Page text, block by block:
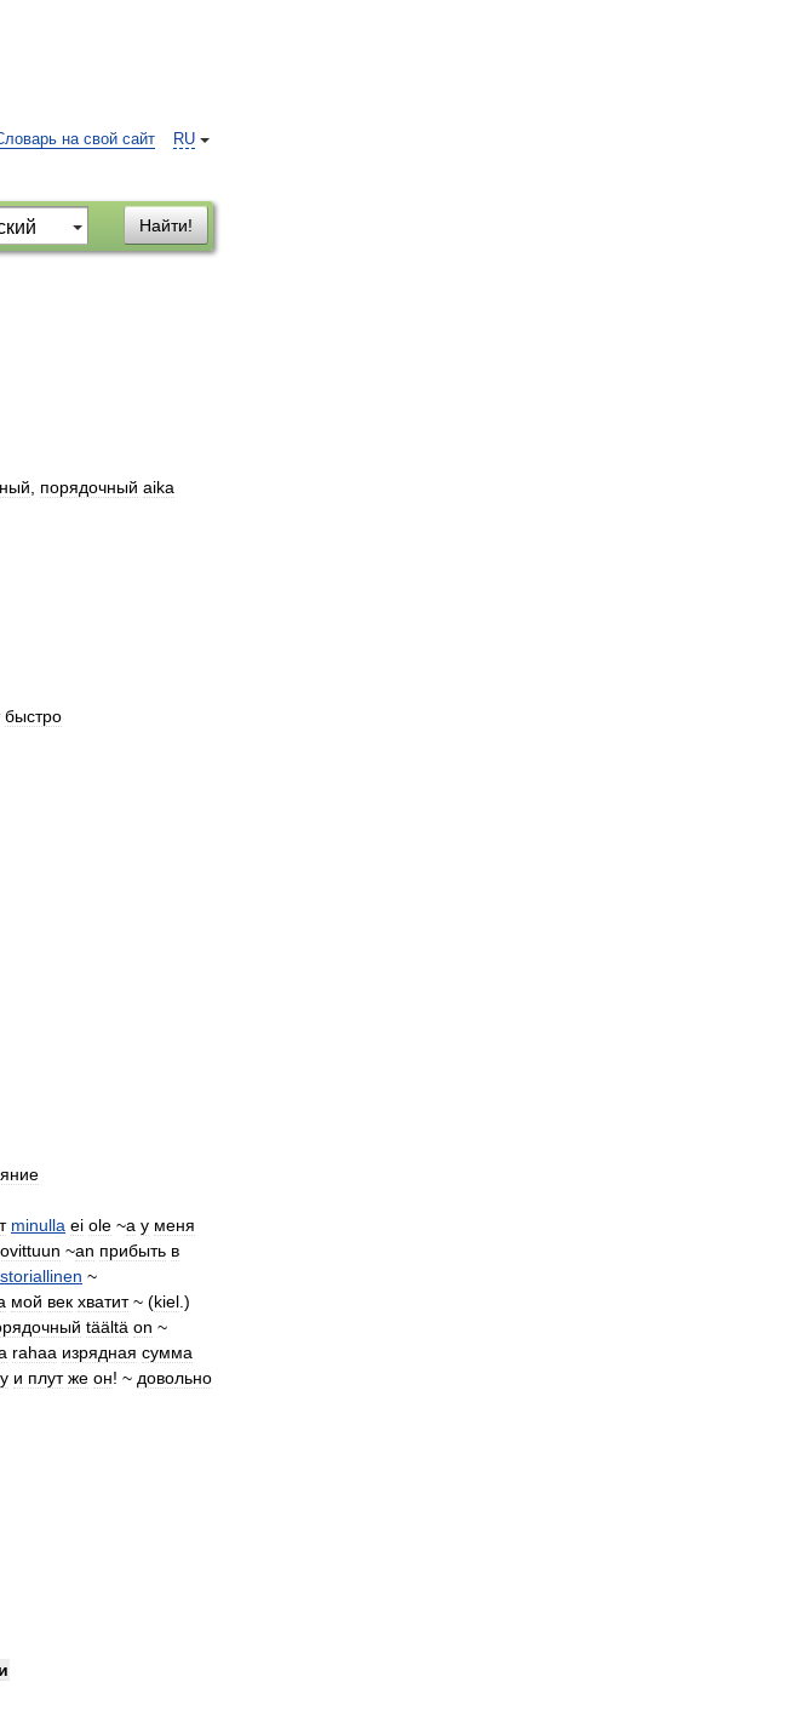
RU
на свой сайт
Найти!
порядочный aika
быстро
minulla ei ole ~a у меня
~an прибыть в
~
мой век хватит~ (kiel .)
täältä on ~
rahaa изрядная сумма
и плут же он! ~ довольно